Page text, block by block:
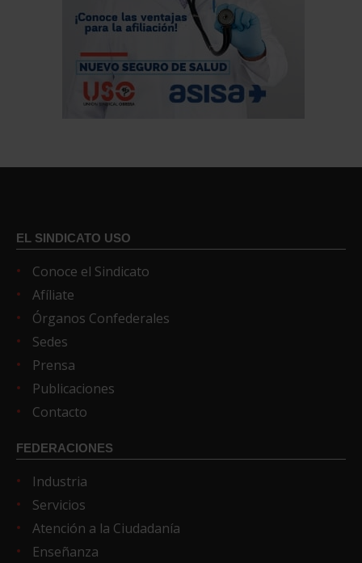
EL SINDICATO USO
Conoce el Sindicato
Afíliate
Órganos Confederales
Sedes
Prensa
Publicaciones
Contacto
FEDERACIONES
Industria
Servicios
Atención a la Ciudadanía
Enseñanza